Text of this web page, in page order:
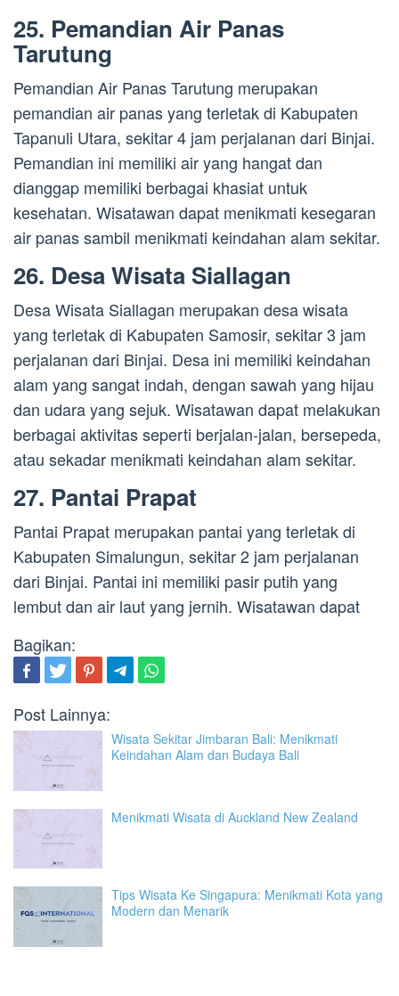
25. Pemandian Air Panas
Tarutung
Pemandian Air Panas Tarutung merupakan
pemandian air panas yang terletak di Kabupaten
Tapanuli Utara, sekitar 4 jam perjalanan dari Binjai.
Pemandian ini memiliki air yang hangat dan
dianggap memiliki berbagai khasiat untuk
kesehatan. Wisatawan dapat menikmati kesegaran
air panas sambil menikmati keindahan alam sekitar.
26. Desa Wisata Siallagan
Desa Wisata Siallagan merupakan desa wisata
yang terletak di Kabupaten Samosir, sekitar 3 jam
perjalanan dari Binjai. Desa ini memiliki keindahan
alam yang sangat indah, dengan sawah yang hijau
dan udara yang sejuk. Wisatawan dapat melakukan
berbagai aktivitas seperti berjalan-jalan, bersepeda,
atau sekadar menikmati keindahan alam sekitar.
27. Pantai Prapat
Pantai Prapat merupakan pantai yang terletak di
Kabupaten Simalungun, sekitar 2 jam perjalanan
dari Binjai. Pantai ini memiliki pasir putih yang
lembut dan air laut yang jernih. Wisatawan dapat
Bagikan:
Post Lainnya:
Wisata Sekitar Jimbaran Bali: Menikmati
Keindahan Alam dan Budaya Bali
Menikmati Wisata di Auckland New Zealand
Tips Wisata Ke Singapura: Menikmati Kota yang
Modern dan Menarik